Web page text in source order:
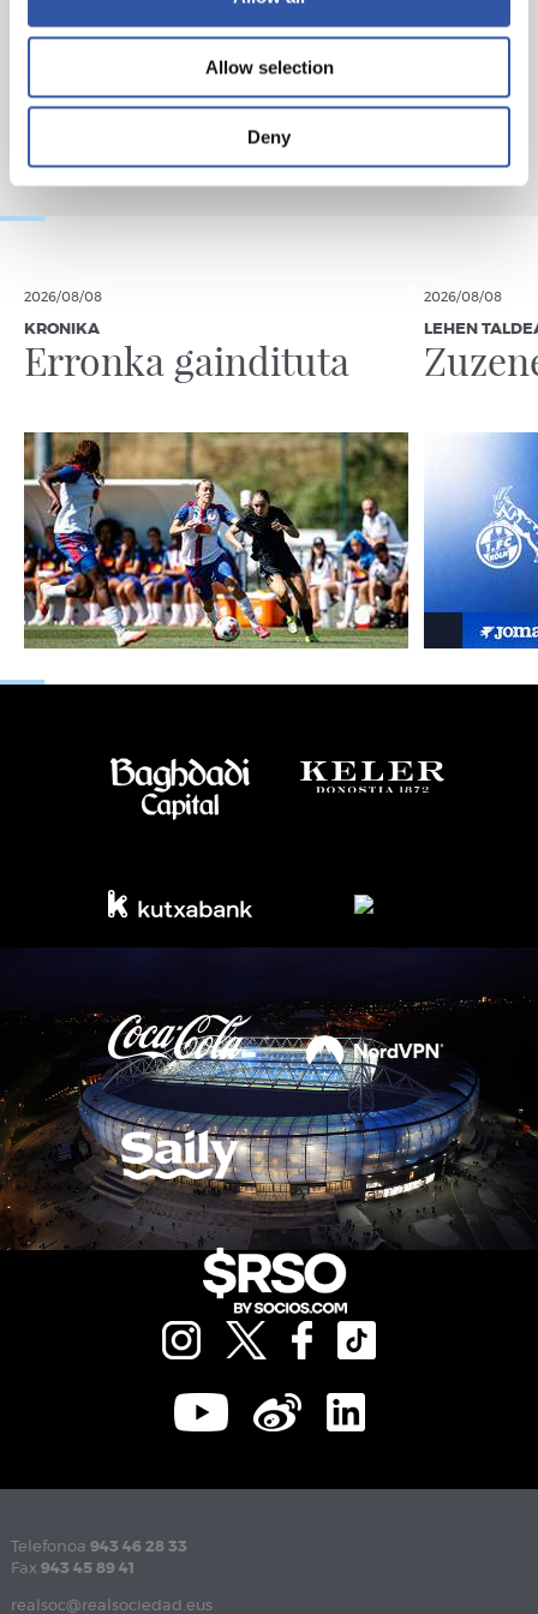
Allow selection
Deny
2026/08/08
KRONIKA
Erronka gaindituta
2026/08/08
LEHEN
Telefonoa 943 46 28 33
Fax 943 45 89 41
realsoc@realsociedad.eus